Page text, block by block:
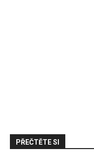
PŘEČTĚTE SI